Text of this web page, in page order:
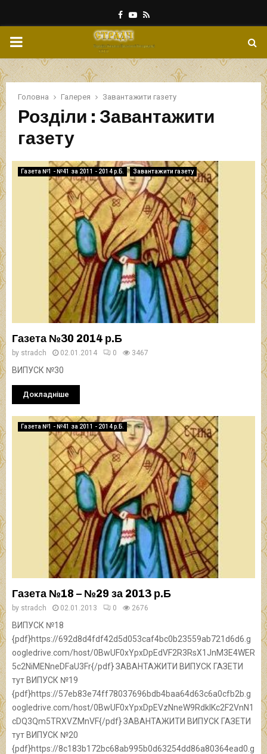
Facebook
Youtube
Rss
PRIMARY
MENU
Головна Галерея Завантажити газету
Розділи : Завантажити
газету
Газета №1 - №41 за 2011 - 2014 р.Б. Завантажити газету
Газета №30 2014 р.Б
by stradch 02.01.2014 0 3467
ВИПУСК №30
Докладніше
Газета №1 - №41 за 2011 - 2014 р.Б.
Газета №18 – №29 за 2013 р.Б
by stradch 02.01.2013 0 2676
ВИПУСК №18
{pdf}https://692d8d4fdf42d5d053caf4bc0b23559ab721d6d6.g
oogledrive.com/host/0BwUF0xYpxDpEdVF2R3RsX1JnM3E4WER
5c2NiMENneDFaU3Fr{/pdf} ЗАВАНТАЖИТИ ВИПУСК ГАЗЕТИ
тут ВИПУСК №19
{pdf}https://57eb83e74ff78037696bdb4baa64d63c6a0cfb2b.g
oogledrive.com/host/0BwUF0xYpxDpEVzNneW9RdklKc2F2VnN1
cDQ3Qm5TRXVZMnVF{/pdf} ЗАВАНТАЖИТИ ВИПУСК ГАЗЕТИ
тут ВИПУСК №20
{pdf}https://8c183b172bc68ab995b0d63254dd86a80364ead0.g